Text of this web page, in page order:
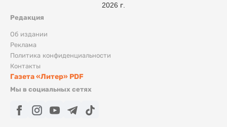
Редакция
Об издании
Реклама
Политика конфиденциальности
Контакты
Газета «Литер» PDF
Мы в социальных сетях
2026 г.